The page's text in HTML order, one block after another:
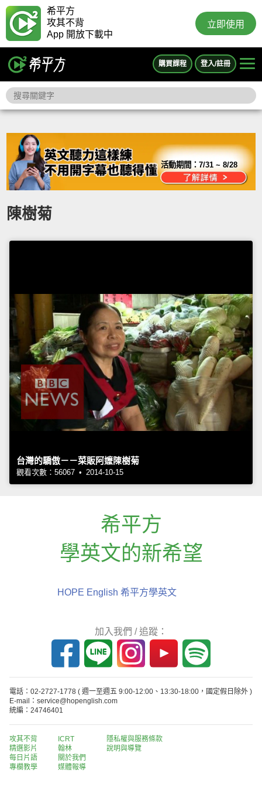
希平方
攻其不背
App 開放下載中
立即使用
購買課程 登入/註冊
活動期間：7/31 ~ 8/28
陳樹菊
台灣的驕傲－－菜販阿嬤陳樹菊
觀看次數：56067 • 2014-10-15
希平方
學英文的新希望
HOPE English 希平方學英文
加入我們 / 追蹤：
電話：02-2727-1778 ( 週一至週五 9:00-12:00、13:30-18:00，國定假日除外 )
E-mail：service@hopenglish.com
統編：24746401
攻其不背
精選影片
每日片語
專欄教學
ICRT
翰林
關於我們
媒體報導
隱私權與服務條款
說明與導覽